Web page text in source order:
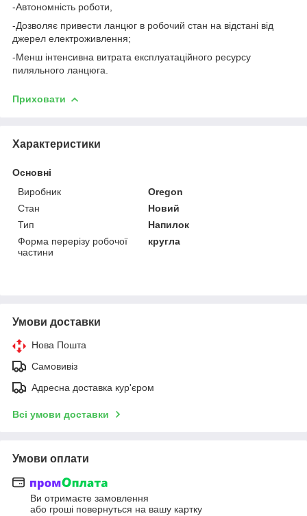
-Автономність роботи,
-Дозволяє привести ланцюг в робочий стан на відстані від
джерел електроживлення;
-Менш інтенсивна витрата експлуатаційного ресурсу
пиляльного ланцюга.
Приховати
Характеристики
Основні
Виробник
Oregon
Стан
Новий
Тип
Напилок
Форма перерізу робочої
частини
кругла
Умови доставки
Нова Пошта
Самовивіз
Адресна доставка кур'єром
Всі умови доставки
Умови оплати
Ви отримаєте замовлення
або гроші повернуться на вашу картку